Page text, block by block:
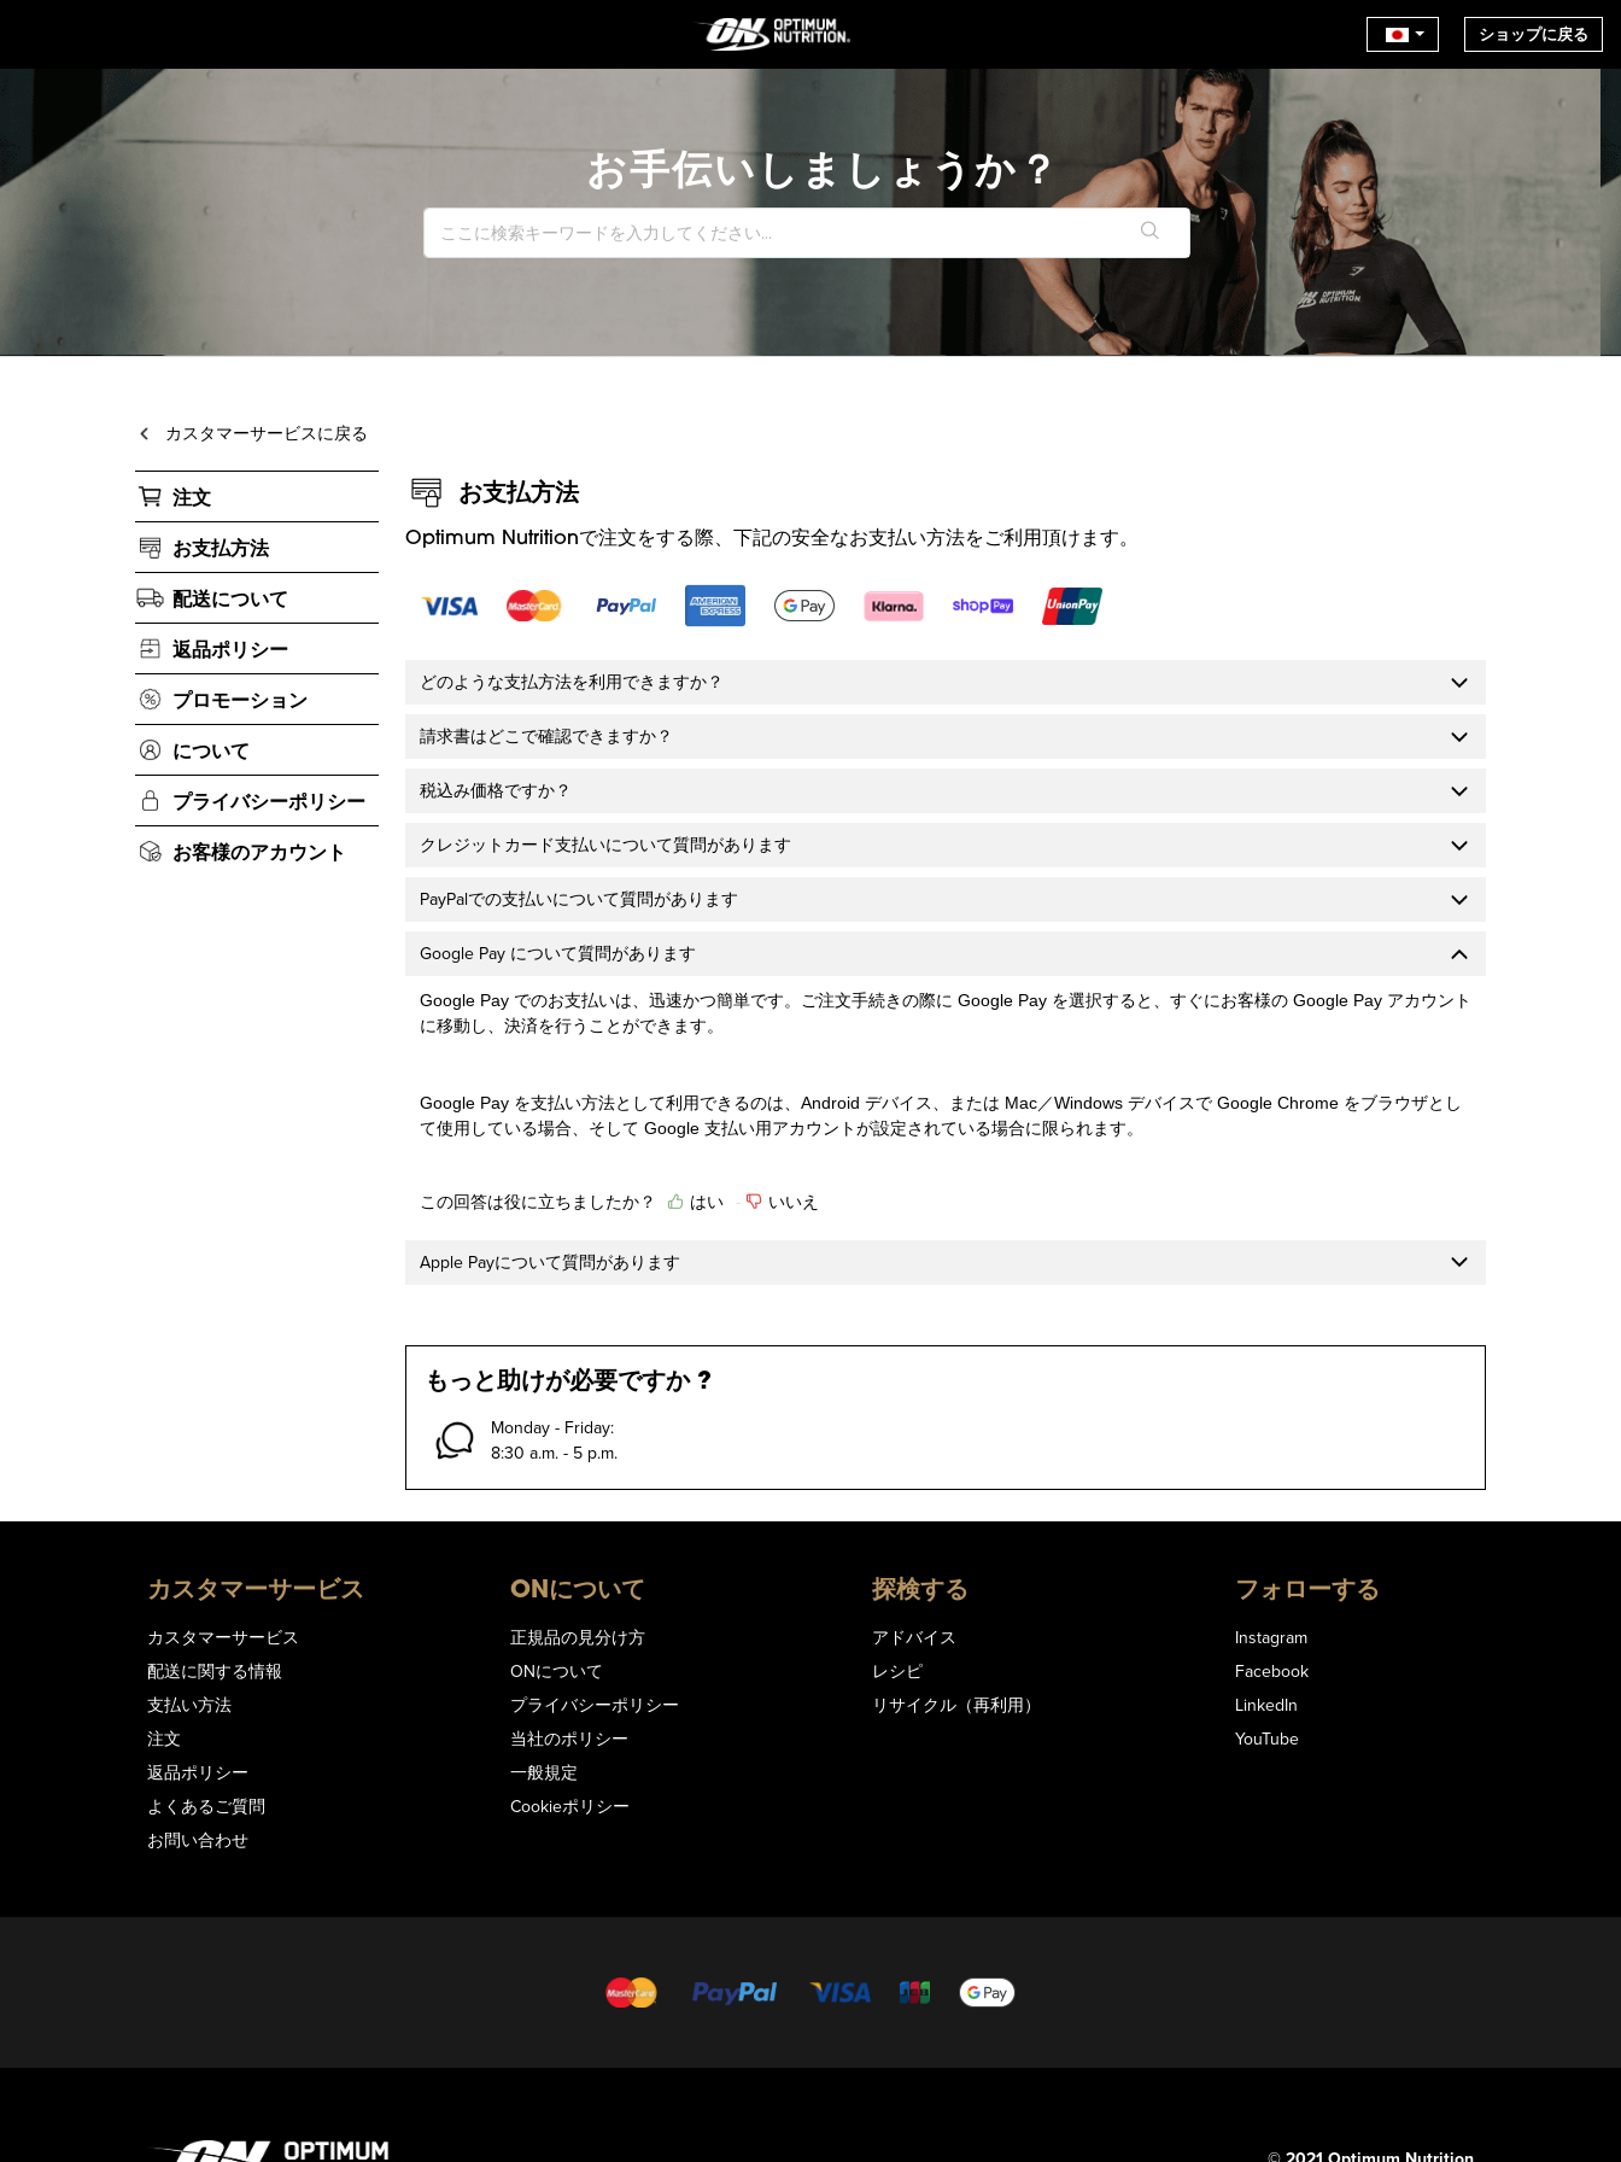
ショップに戻る
お手伝いしましょうか？
カスタマーサービスに戻る
注文
お支払方法
配送について
返品ポリシー
プロモーション
について
プライバシーポリシー
お客様のアカウント
お支払方法
Optimum Nutritionで注文をする際、下記の安全なお支払い方法をご利用頂けます。
どのような支払方法を利用できますか？
請求書はどこで確認できますか？
税込み価格ですか？
クレジットカード支払いについて質問があります
PayPalでの支払いについて質問があります
Google Pay について質問があります
Google Pay でのお支払いは、迅速かつ簡単です。ご注文手続きの際に Google Pay を選択すると、すぐにお客様の Google Pay アカウント
に移動し、決済を行うことができます。
Google Pay を支払い方法として利用できるのは、Android デバイス、または Mac／Windows デバイスで Google Chrome をブラウザとし
て使用している場合、そして Google 支払い用アカウントが設定されている場合に限られます。
この回答は役に立ちましたか？ はい いいえ
Apple Payについて質問があります
もっと助けが必要ですか ?
Monday - Friday:
8:30 a.m. - 5 p.m.
カスタマーサービス
カスタマーサービス
配送に関する情報
支払い方法
注文
返品ポリシー
よくあるご質問
お問い合わせ
ONについて
正規品の見分け方
ONについて
プライバシーポリシー
当社のポリシー
一般規定
Cookieポリシー
探検する
アドバイス
レシピ
リサイクル（再利用）
フォローする
Instagram
Facebook
LinkedIn
YouTube